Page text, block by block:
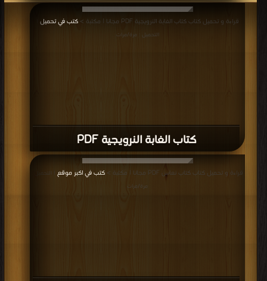
كتاب الغابة النرويجية PDF
قراءة و تحميل كتاب كتاب الغابة النرويجية PDF مجانا | مكتبة > كتب في تحميل
التحميل : مرة/مرات
قراءة و تحميل كتاب كتاب نعاس PDF مجانا | مكتبة > كتب في اكبر موقع
| التحميل :
مرة/مرات